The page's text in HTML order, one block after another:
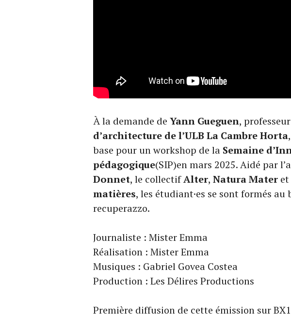
À la demande de Yann Gueguen,
d’architecture de l’ULB La Cambre Horta
base pour un workshop de la Semaine
pédagogique(SIP)en mars 2025. Aidé par
Donnet, le collectifAlter, Natura Mater et
matières, les étudiant·es se sont formés
recuperazzo.
Journaliste : Mister Emma
Réalisation : Mister Emma
Musiques : Gabriel Govea Costea
Production : Les Délires Productions
Première diffusion de cette émission sur